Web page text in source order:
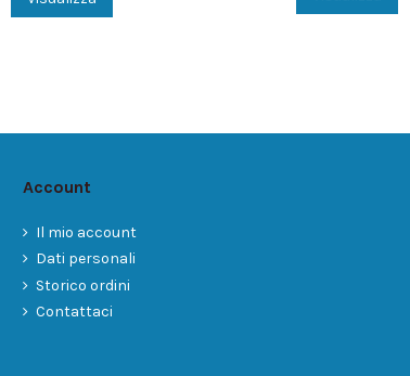
Account
Il mio account
Dati personali
Storico ordini
Contattaci